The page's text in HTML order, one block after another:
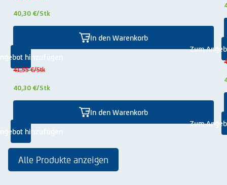
40,30 €/Stk
In den Warenkorb
hinzufügen
41,55 €/Stk
40,30 €/Stk
In den Warenkorb
hinzufügen
Zum
Zum
Alle Produkte anzeigen